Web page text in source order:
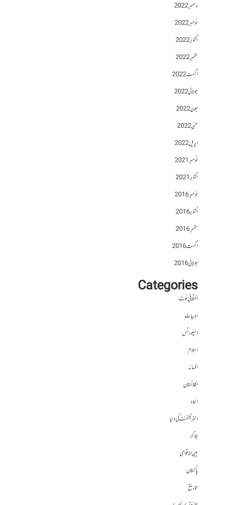
دسمبر 2022
نومبر 2022
اکتوبر 2022
ستمبر 2022
اگست 2022
جولائی 2022
جون 2022
مئی 2022
اپریل 2022
نومبر 2021
اکتوبر 2021
نومبر 2016
اکتوبر 2016
ستمبر 2016
اگست 2016
جولائی 2016
Categories
اختلافی نوٹ
ادبیات
اسپورٹس
اسلام
افسانہ
افغانستان
الحاد
انٹرٹینمنٹ کی دنیا
بلاگز
بین الاقوامی
پاکستان
تاریخ